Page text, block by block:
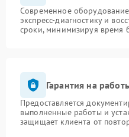
Современное
экспресс-диагностику и
сроки, минимизируя время
Гарантия на
Предоставляется
выполненные работы и
защищает клиента от